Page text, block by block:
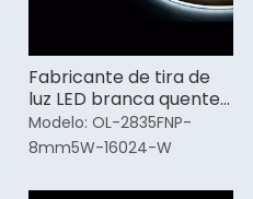
Fabricante de tira de
luz LED branca quente
de alta eficiência
Modelo: OL-2835FNP-
8mm5W-16024-W